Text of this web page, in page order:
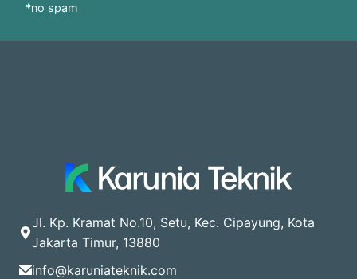
*no spam
Jl. Kp. Kramat No.10, Setu, Kec. Cipayung, Kota
Jakarta Timur, 13880
info@karuniateknik.com